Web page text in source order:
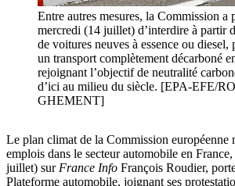
Entre autres mesures, la Commission a
mercredi (14 juillet) d’interdire à partir
de voitures neuves à essence ou diesel,
un transport complètement décarboné
rejoignant l’objectif de neutralité
d’ici au milieu du siècle. [EPA-EFE/
GHEMENT]
Le plan climat de la Commission européenne
emplois dans le secteur automobile en
juillet) sur France Info François Roudier,
Plateforme automobile, joignant ses